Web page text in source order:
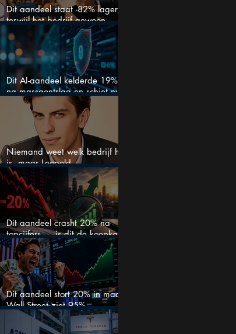
Dit aandeel staat -82% lager,
terwijl het bedrijf gewoon
groeit
Dit AI-aandeel kelderde 19%
na massaontslag en schiet nu
15% omhoog
Niemand weet welk bedrijf het
is, maar Leopold
Aschenbrenner zet er nu $500
miljoen op
Dit aandeel crasht 20% na
topcijfers — is dit de koopkans
waar beleggers op wachtten?
Dit aandeel stort 20% in maar
Wall Street ziet 95%
koerspotentieel